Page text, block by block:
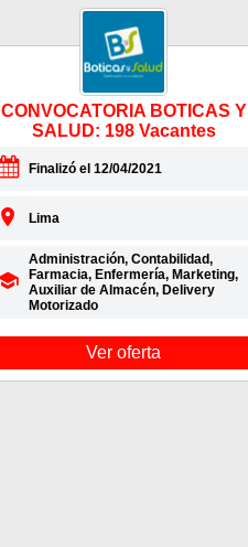
CONVOCATORIA BOTICAS Y
SALUD: 198 Vacantes
Finalizó el 12/04/2021
Lima
Administración, Contabilidad,
Farmacia, Enfermería, Marketing,
Auxiliar de Almacén, Delivery
Motorizado
Ver oferta